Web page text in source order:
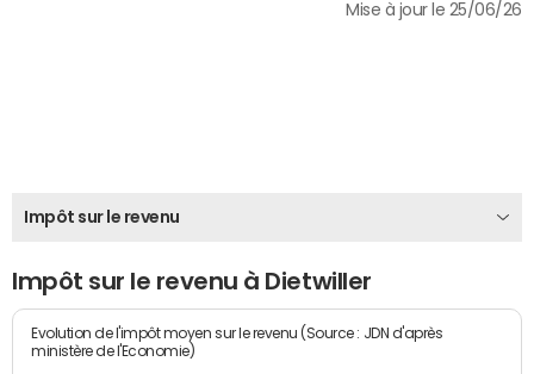
Mise à jour le 25/06/26
Impôt sur le revenu
Impôt sur le revenu à Dietwiller
Evolution de l'impôt moyen sur le revenu (Source : JDN d'après
ministère de l'Economie)